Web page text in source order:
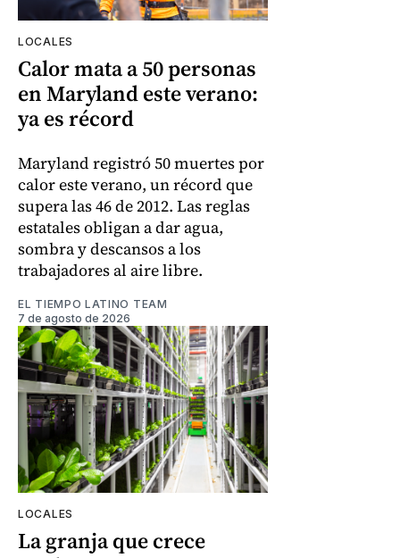
LOCALES
Calor mata a 50 personas
en Maryland este verano:
ya es récord
Maryland registró 50 muertes por
calor este verano, un récord que
supera las 46 de 2012. Las reglas
estatales obligan a dar agua,
sombra y descansos a los
trabajadores al aire libre.
EL TIEMPO LATINO TEAM
7 de agosto de 2026
LOCALES
La granja que crece